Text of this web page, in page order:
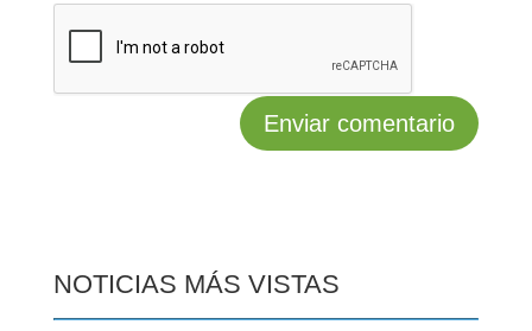
NOTICIAS MÁS VISTAS